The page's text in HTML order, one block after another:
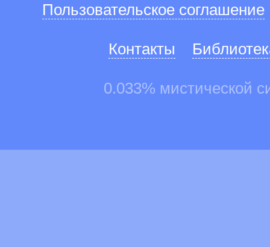
Пользовательское соглашение
Контакты
0.033% мистической